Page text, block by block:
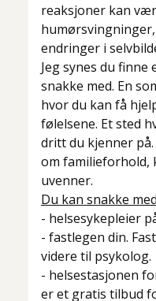
reaksjoner kan
endringer i
Jeg synes du
snakke med. En
hvor du kan få
følelsene. Et sted
dritt du kjenner
om familieforhold,
uvenner.
Du kan snakke
- helsesykepleier
- fastlegen din.
videre til psykolog.
- helsestasjonen
er et gratis tilbud